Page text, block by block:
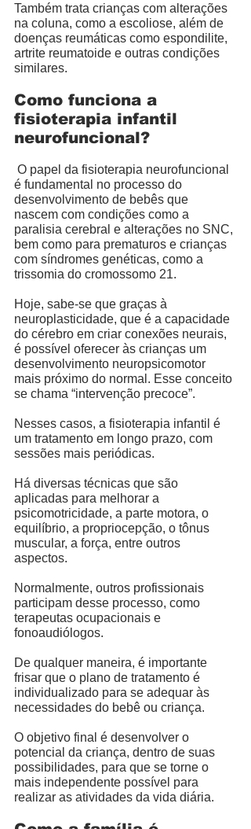
Também trata crianças com alterações
na coluna, como a escoliose, além de
doenças reumáticas como espondilite,
artrite reumatoide e outras condições
similares.
Como funciona a
fisioterapia infantil
neurofuncional?
é fundamental no processo do
desenvolvimento de bebês que
nascem com condições como a
paralisia cerebral e alterações no SNC,
bem como para prematuros e crianças
com síndromes genéticas, como a
trissomia do cromossomo 21.
Hoje, sabe-se que graças à
neuroplasticidade, que é a capacidade
do cérebro em criar conexões neurais,
é possível oferecer às crianças um
desenvolvimento neuropsicomotor
mais próximo do normal. Esse conceito
se chama “intervenção precoce”.
Nesses casos, a fisioterapia infantil é
um tratamento em longo prazo, com
sessões mais periódicas.
Há diversas técnicas que são
aplicadas para melhorar a
psicomotricidade, a parte motora, o
equilíbrio, a propriocepção, o tônus
muscular, a força, entre outros
aspectos.
Normalmente, outros profissionais
participam desse processo, como
terapeutas ocupacionais e
fonoaudiólogos.
De qualquer maneira, é importante
frisar que o plano de tratamento é
individualizado para se adequar às
necessidades do bebê ou criança.
O objetivo final é desenvolver o
potencial da criança, dentro de suas
possibilidades, para que se torne o
mais independente possível para
realizar as atividades da vida diária.